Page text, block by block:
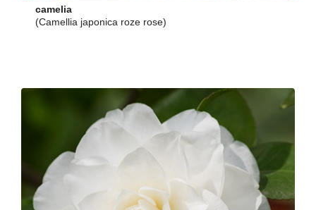
camelia
(Camellia japonica roze rose)